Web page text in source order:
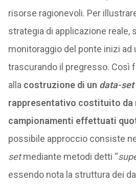
risorse ragionevoli. Per
strategia di applicazione reale,
monitoraggio del ponte inizi ad
trascurando il pregresso. Così
alla costruzione di un data-set
rappresentativo costituito da
campionamenti effettuati
possibile approccio consiste
setmediante metodi detti “
essendo nota la struttura dei